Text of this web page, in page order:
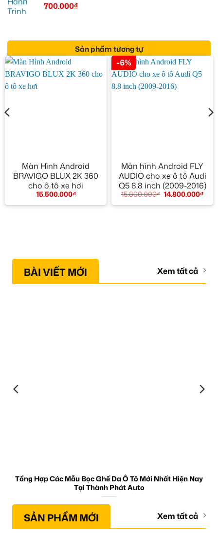
700.000₫
Sản phẩm tương tự
Màn Hình Android
BRAVIGO BLUX 2K 360
cho ô tô xe hơi
15.500.000₫
-6%
Màn hình Android FLY
AUDIO cho xe ô tô Audi
Q5 8.8 inch (2009-2016)
15.800.000₫ 14.800.000₫
BÀI VIẾT MỚI Xem tất cả
Tổng Hợp Các Mẫu Bọc Ghế Da Ô Tô Mới Nhất Hiện Nay
Tại Thành Phát Auto
SẢN PHẨM MỚI Xem tất cả